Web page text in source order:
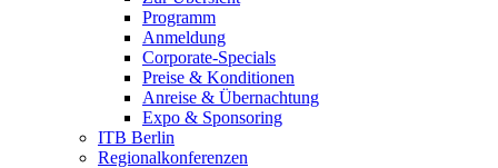
Programm
Anmeldung
Corporate-Specials
Preise & Konditionen
Anreise & Übernachtung
Expo & Sponsoring
ITB Berlin
Regionalkonferenzen